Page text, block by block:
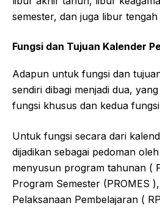
semester, dan juga libur tengah
Fungsi dan Tujuan Kalender
Adapun untuk fungsi dan
sendiri dibagi menjadi dua,
fungsi khusus dan kedua
Untuk fungsi secara dari
dijadikan sebagai pedoman
menyusun program tahunan (
Program Semester (PROMES
Pelaksanaan Pembelajaran (